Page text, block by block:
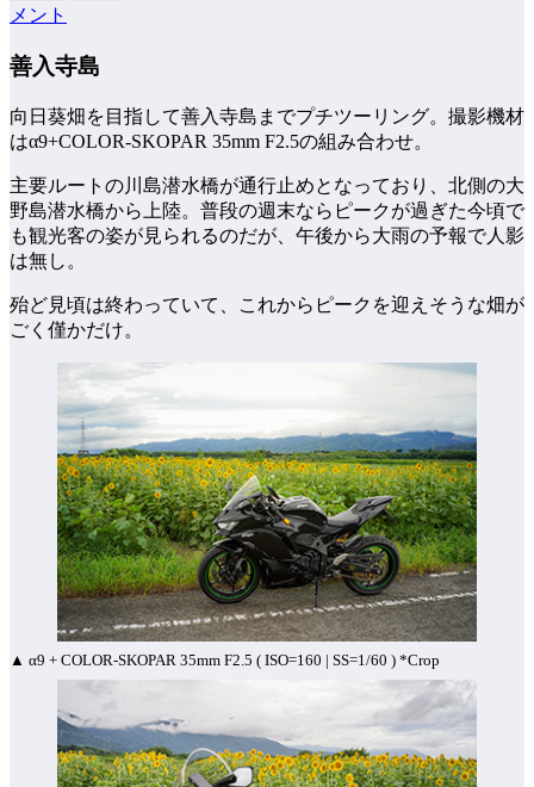
メント
善入寺島
向日葵畑を目指して善入寺島までプチツーリング。撮影機材
はα9+COLOR-SKOPAR 35mm F2.5の組み合わせ。
主要ルートの川島潜水橋が通行止めとなっており、北側の大
野島潜水橋から上陸。普段の週末ならピークが過ぎた今頃で
も観光客の姿が見られるのだが、午後から大雨の予報で人影
は無し。
殆ど見頃は終わっていて、これからピークを迎えそうな畑が
ごく僅かだけ。
▲ α9 + COLOR-SKOPAR 35mm F2.5 ( ISO=160 | SS=1/60 ) *Crop